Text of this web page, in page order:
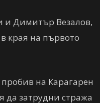
и Димитър Везалов,
края на първото
на Карагарен
да затрудни стража